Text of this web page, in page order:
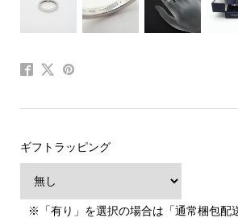
ギフトラッピング
※「有り」を選択の場合は「通常梱包配